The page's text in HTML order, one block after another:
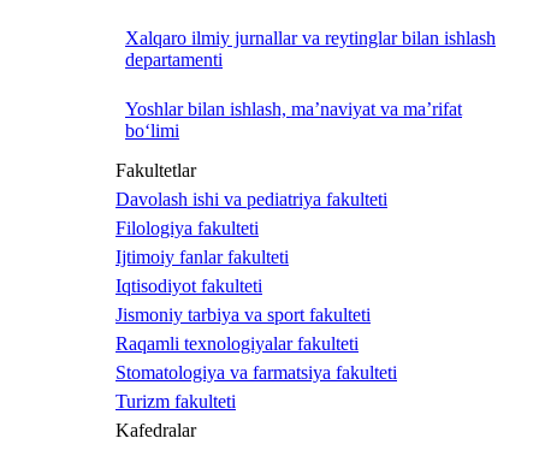
Xalqaro ilmiy jurnallar va reytinglar bilan ishlash
departamenti
Yoshlar bilan ishlash, ma’naviyat va ma’rifat
bo‘limi
Fakultetlar
Davolash ishi va pediatriya fakulteti
Filologiya fakulteti
Ijtimoiy fanlar fakulteti
Iqtisodiyot fakulteti
Jismoniy tarbiya va sport fakulteti
Raqamli texnologiyalar fakulteti
Stomatologiya va farmatsiya fakulteti
Turizm fakulteti
Kafedralar